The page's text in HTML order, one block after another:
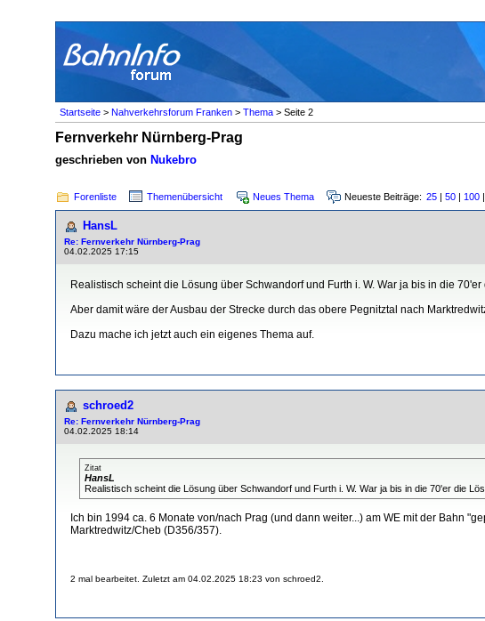
Startseite > Nahverkehrsforum Franken > Thema > Seite 2
Fernverkehr Nürnberg-Prag
geschrieben von Nukebro
Forenliste Themenübersicht Neues Thema Neueste Beiträge: 25 | 50 | 100 |
HansL
Re: Fernverkehr Nürnberg-Prag
04.02.2025 17:15
Realistisch scheint die Lösung über Schwandorf und Furth i. W. War ja bis in die
Aber damit wäre der Ausbau der Strecke durch das obere Pegnitztal nach
Dazu mache ich jetzt auch ein eigenes Thema auf.
schroed2
Re: Fernverkehr Nürnberg-Prag
04.02.2025 18:14
Zitat
HansL
Realistisch scheint die Lösung über Schwandorf und Furth i. W. War ja bis in die 70'er die
Ich bin 1994 ca. 6 Monate von/nach Prag (und dann weiter...) am WE mit der Bahn
Marktredwitz/Cheb (D356/357).
2 mal bearbeitet. Zuletzt am 04.02.2025 18:23 von schroed2.